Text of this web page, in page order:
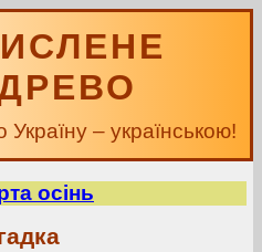
– українською!
осінь